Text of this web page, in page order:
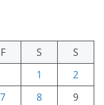
F S
S
1
2
7 8
9